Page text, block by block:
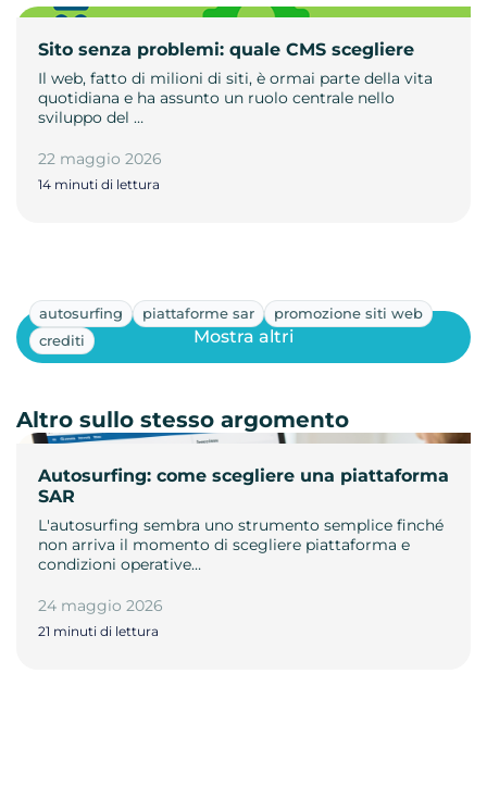
Sito senza problemi: quale CMS scegliere
Il web, fatto di milioni di siti, è ormai parte della vita
quotidiana e ha assunto un ruolo centrale nello
sviluppo del …
22 maggio 2026
14 minuti di lettura
autosurfing piattaforme sar
promozione siti web
crediti
Autosurfing: come scegliere una piattaforma
SAR
L'autosurfing sembra uno strumento semplice finché
non arriva il momento di scegliere piattaforma e
condizioni operative…
24 maggio 2026
21 minuti di lettura
Mostra altri
Altro sullo stesso argomento